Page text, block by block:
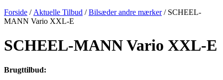
Forside / Aktuelle Tilbud /Bilsæder andre mærker/ SCHEEL-
MANN Vario XXL-E
SCHEEL-MANN Vario XXL-E
Brugttilbud: